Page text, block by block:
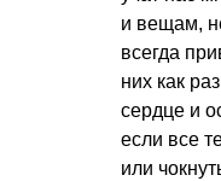
и вещам,
всегда
них как
сердце и
если все
или